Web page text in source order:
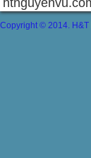
Copyright © 2014. H&T